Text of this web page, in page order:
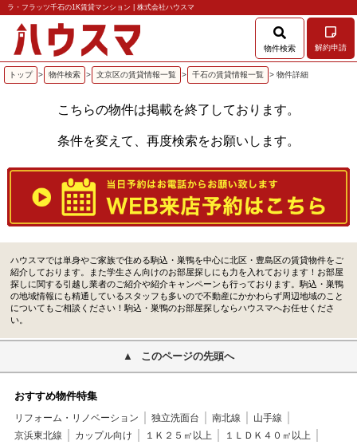
ラ・フラッツ千石の1K賃貸マンション | 株式会社ハウスマ
物件検索 解約申請
トップ > 物件検索 > 文京区の賃貸情報一覧 > 千石の賃貸情報一覧 > 物件詳細
こちらの物件は掲載を終了しております。
条件を変えて、再度検索をお願いします。
ハウスマでは単身やご家族で住める駒込・巣鴨を中心に北区・豊島区の賃貸物件をご
紹介しております。また学生さん向けのお部屋探しにも力を入れております！お部屋
探しに関する引越し業者のご紹介や紹介キャンペーンも行っております。駒込・巣鴨
の地域情報にも精通しているスタッフも多いので不動産にかかわらず周辺地域のこと
についてもご相談ください！駒込・巣鴨のお部屋探しならハウスマへお任せくださ
い。
このページの先頭へ
おすすめ物件特集
リフォーム・リノベーション 独立洗面台 南北線
山手線
京浜東北線
カップル向け １Ｋ２５㎡以上
１ＬＤＫ４０㎡以上